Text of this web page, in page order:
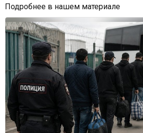
Подробнее в нашем материале